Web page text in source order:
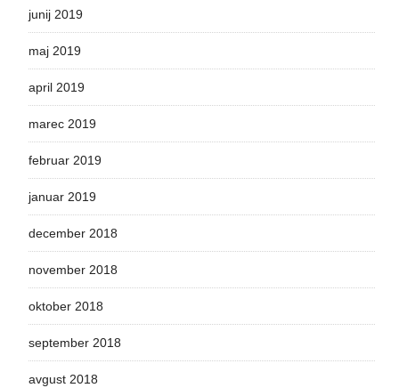
junij 2019
maj 2019
april 2019
marec 2019
februar 2019
januar 2019
december 2018
november 2018
oktober 2018
september 2018
avgust 2018